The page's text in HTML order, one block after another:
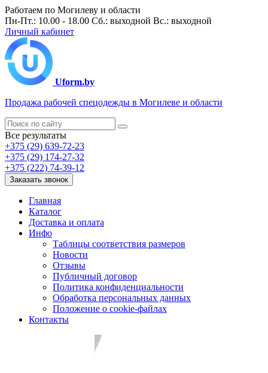
Работаем по Могилеву и области
Пн-Пт.: 10.00 - 18.00 Сб.: выходной Вс.: выходной
Личный кабинет
Uform.by
Продажа рабочей спецодежды в Могилеве и области
Все результаты
+375 (29) 639-72-23
+375 (29) 174-27-32
+375 (222) 74-39-12
Заказать звонок
Главная
Каталог
Доставка и оплата
Инфо
Таблицы соответствия размеров
Новости
Отзывы
Публичный договор
Политика конфиденциальности
Обработка персональных данных
Положение о cookie-файлах
Контакты